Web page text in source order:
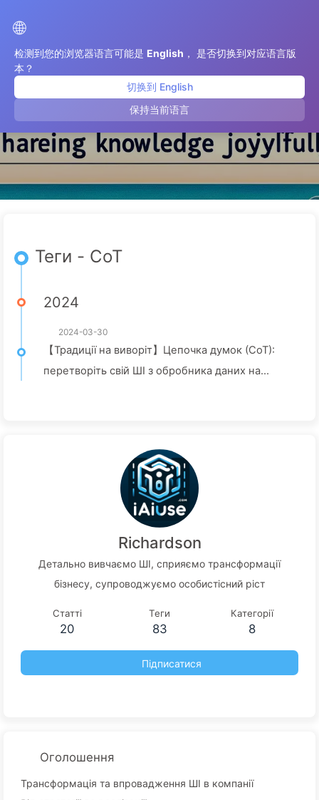
🌐
检测到您的浏览器语言可能是 English ， 是否切换到对应语言版
本？
切换到 English
保持当前语言
CoT
Теги - CoT
2024
2024-03-30
【Традиції на виворіт】Цепочка думок (CoT):
перетворіть свій ШІ з обробника даних на
Richardson
Детально вивчаємо ШІ, сприяємо трансформації
бізнесу, супроводжуємо особистісний ріст
Статті
20
Теги
83
Категорії
8
Підписатися
Оголошення
Трансформація та впровадження ШІ в компанії